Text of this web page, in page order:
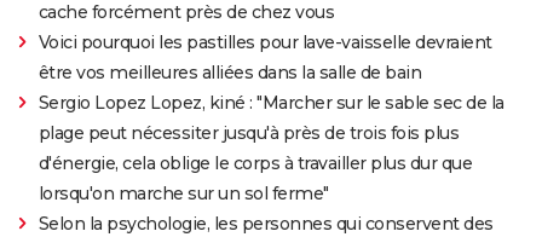
cache forcément près de chez vous
Voici pourquoi les pastilles pour lave-vaisselle devraient
être vos meilleures alliées dans la salle de bain
Sergio Lopez Lopez, kiné : "Marcher sur le sable sec de la
plage peut nécessiter jusqu'à près de trois fois plus
d'énergie, cela oblige le corps à travailler plus dur que
lorsqu'on marche sur un sol ferme"
Selon la psychologie, les personnes qui conservent des